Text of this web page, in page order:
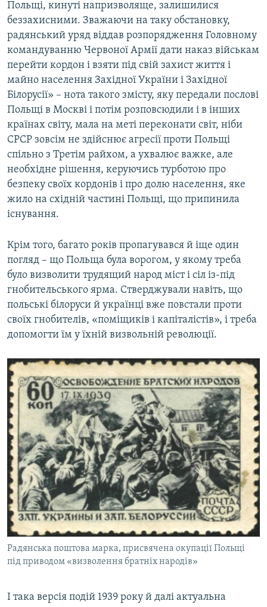
Польщі, кинуті напризволяще, залишилися
беззахисними. Зважаючи на таку обстановку,
радянський уряд віддав розпорядження Головному
командуванню Червоної Армії дати наказ військам
перейти кордон і взяти під свій захист життя і
майно населення Західної України і Західної
Білорусії» – нота такого змісту, яку передали послові
Польщі в Москві і потім розповсюдили і в інших
країнах світу, мала на меті переконати світ, ніби
СРСР зовсім не здійснює агресії проти Польщі
спільно з Третім райхом, а ухвалює важке, але
необхідне рішення, керуючись турботою про
безпеку своїх кордонів і про долю населення, яке
жило на східній частині Польщі, що припинила
існування.
Крім того, багато років пропагувався й іще один
погляд – що Польща була ворогом, у якому треба
було визволити трудящий народ міст і сіл із-під
гнобительського ярма. Стверджували навіть, що
польські білоруси й українці вже повстали проти
своїх гнобителів, «поміщиків і капіталістів», і треба
допомогти їм у їхній визвольній революції.
Радянська поштова марка, присвячена окупації Польщі
під приводом «визволення братніх народів»
І така версія подій 1939 року й далі актуальна